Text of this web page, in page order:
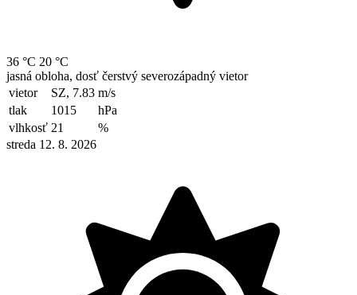
36 °C 20 °C
jasná obloha, dosť čerstvý severozápadný vietor
vietor
SZ, 7.83 m/s
tlak
1015
hPa
vlhkosť 21
%
streda 12. 8. 2026